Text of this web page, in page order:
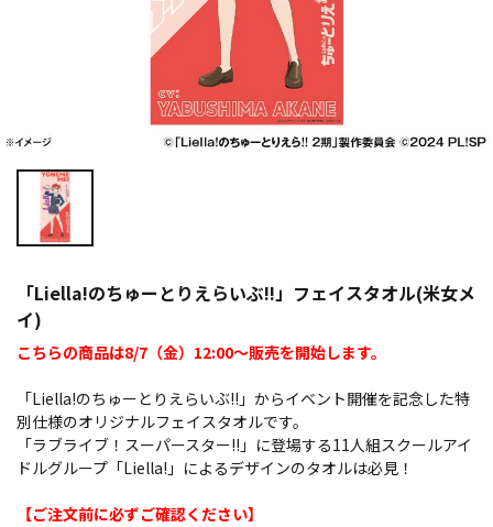
「Liella!のちゅーとりえらいぶ!!」フェイスタオル(米女メ
イ)
こちらの商品は8/7（金）12:00～販売を開始します。
「Liella!のちゅーとりえらいぶ!!」からイベント開催を記念した特
別仕様のオリジナルフェイスタオルです。
「ラブライブ！スーパースター!!」に登場する11人組スクールアイ
ドルグループ「Liella!」によるデザインのタオルは必見！
【ご注文前に必ずご確認ください】